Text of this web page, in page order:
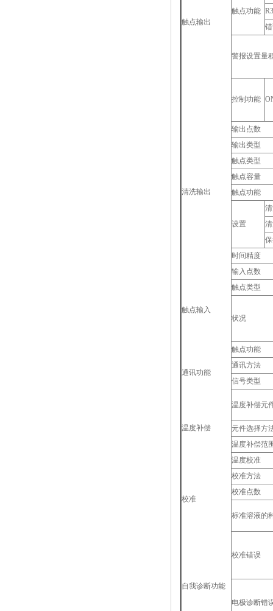
触点输出
触点功能
警报设置量
控制功能
清洗输出
输出点数
输出类型
触点类型
触点容量
触点功能
设置
时间精度
触点输入
输入点数
触点类型
状况
触点功能
通讯功能
通讯方法
信号类型
温度补偿
温度补偿元
元件选择方
温度补偿范
温度校准
校准
校准方法
校准点数
标准溶液的
自我诊断功能
校准错误
电极诊断错